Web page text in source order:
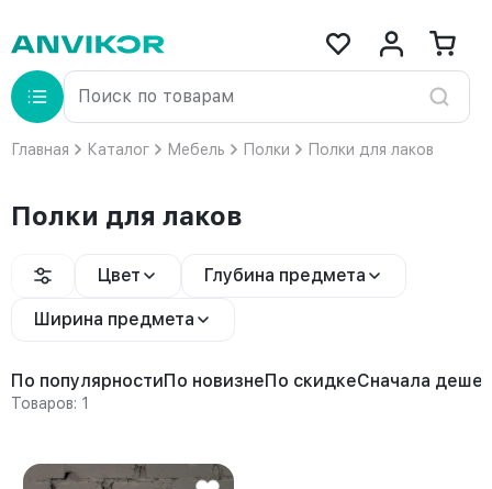
Главная Каталог Мебель Полки Полки для лаков
Полки для лаков
Цвет Глубина предмета
Ширина предмета
По популярностиПо новизнеПо скидкеСначала
Товаров: 1